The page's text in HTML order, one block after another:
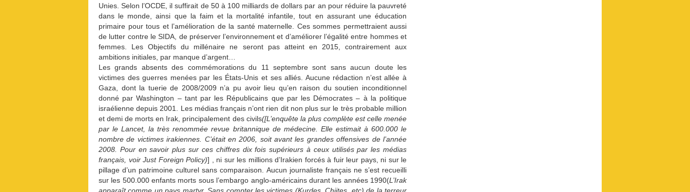
Unies. Selon l’OCDE, il suffirait de 50 à 100 milliards de dollars par an pour réduire la pauvreté
dans le monde, ainsi que la faim et la mortalité infantile, tout en assurant une éducation
primaire pour tous et l’amélioration de la santé maternelle. Ces sommes permettraient aussi
de lutter contre le SIDA, de préserver l’environnement et d’améliorer l’égalité entre hommes et
femmes. Les Objectifs du millénaire ne seront pas atteint en 2015, contrairement aux
ambitions initiales, par manque d’argent…
Les grands absents des commémorations du 11 septembre sont sans aucun doute les
victimes des guerres menées par les États-Unis et ses alliés. Aucune rédaction n’est allée à
Gaza, dont la tuerie de 2008/2009 n’a pu avoir lieu qu’en raison du soutien inconditionnel
donné par Washington – tant par les Républicains que par les Démocrates – à la politique
israélienne depuis 2001. Les médias français n’ont rien dit non plus sur le très probable million
et demi de morts en Irak, principalement des civils([L’enquête la plus complète est celle menée
par le Lancet, la très renommée revue britannique de médecine. Elle estimait à 600.000 le
nombre de victimes irakiennes. C’était en 2006, soit avant les grandes offensives de l’année
2008. Pour en savoir plus sur ces chiffres dix fois supérieurs à ceux utilisés par les médias
français, voir Just Foreign Policy)] , ni sur les millions d’Irakien forcés à fuir leur pays, ni sur le
pillage d’un patrimoine culturel sans comparaison. Aucun journaliste français ne s’est recueilli
sur les 500.000 enfants morts sous l’embargo anglo-américains durant les années 1990(L’Irak